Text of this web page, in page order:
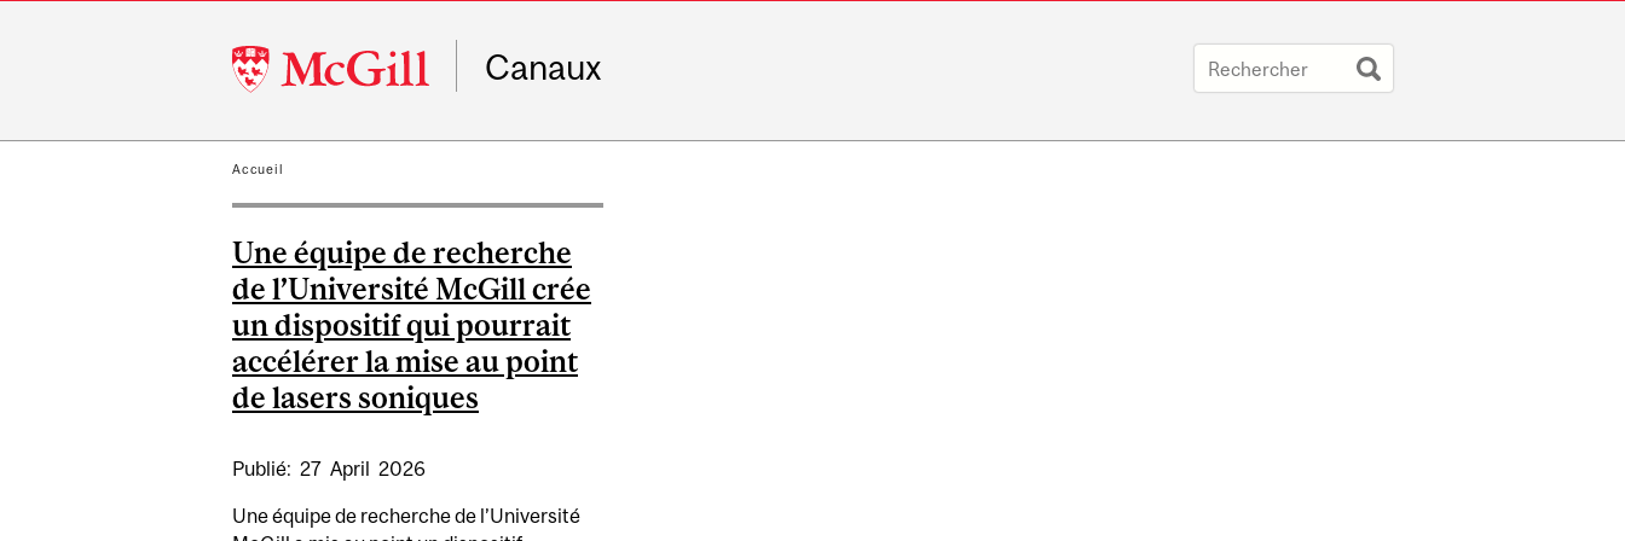
McGill
University
Canaux
Accueil
Une équipe de recherche
de l’Université McGill crée
un dispositif qui pourrait
accélérer la mise au point
de lasers soniques
Publié: 27 April 2026
Une équipe de recherche de l’Université